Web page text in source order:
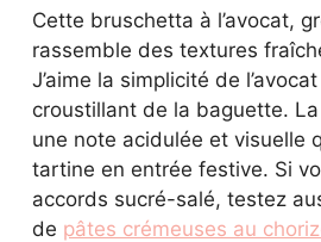
Cette bruschetta à l’avocat,
rassemble des textures
J’aime la simplicité de
croustillant de la baguette.
une note acidulée et visuelle
tartine en entrée festive. Si
accords sucré-salé, testez
de pâtes crémeuses au